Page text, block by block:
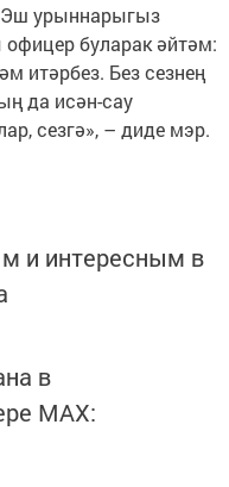
Эш урыннарыгыз
буларак әйтәм:
итәрбез. Без сезнең
да исән-сау
сезгә», – диде мэр.
и интересным в
в
MАХ: